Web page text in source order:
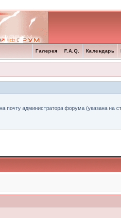
Календарь
F.A.Q.
Галерея
администратора форума (указана на